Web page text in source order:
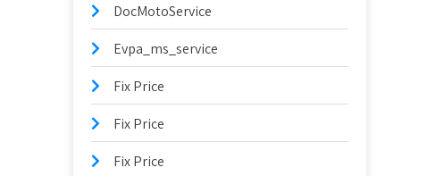
DocMotoService
Evpa_ms_service
Fix Price
Fix Price
Fix Price